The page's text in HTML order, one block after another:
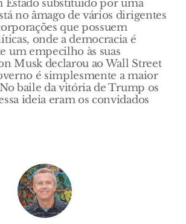
Estado substituído por uma
no âmago de vários dirigentes
que possuem
onde a democracia é
um empecilho às suas
Musk declarou ao Wall Street
é simplesmente a maior
baile da vitória de Trump os
ideia eram os convidados